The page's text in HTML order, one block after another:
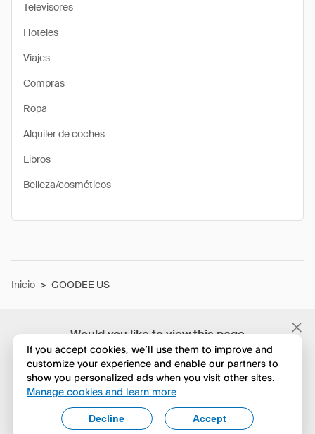
Would you like to view this page
in English?
No, seguir navegando
Yes, change to English
Televisores
Hoteles
Viajes
Compras
Ropa
Alquiler de coches
Libros
Belleza/cosméticos
Inicio > GOODEE US
If you accept cookies, we’ll use them to improve and
customize your experience and enable our partners to
show you personalized ads when you visit other sites.
Manage cookies and learn more
Accept
Decline